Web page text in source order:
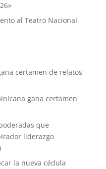
al Teatro Nacional
certamen de relatos
gana certamen
que
liderazgo
la nueva cédula